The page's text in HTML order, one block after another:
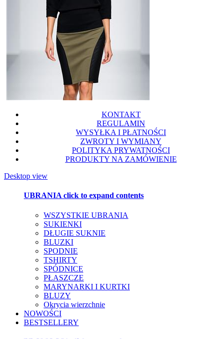
KONTAKT
REGULAMIN
WYSYŁKA I PŁATNOŚCI
ZWROTY I WYMIANY
POLITYKA PRYWATNOŚCI
PRODUKTY NA ZAMÓWIENIE
Desktop view
UBRANIAclick to expand contents
WSZYSTKIE UBRANIA
SUKIENKI
DŁUGIE SUKNIE
BLUZKI
SPODNIE
TSHIRTY
SPÓDNICE
PŁASZCZE
MARYNARKI I KURTKI
BLUZY
Okrycia wierzchnie
NOWOŚCI
BESTSELLERY